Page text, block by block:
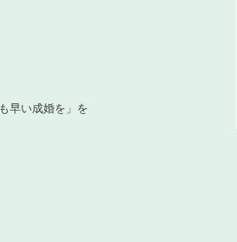
早い成婚を」を